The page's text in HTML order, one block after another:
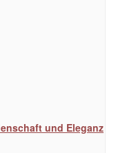
und Eleganz